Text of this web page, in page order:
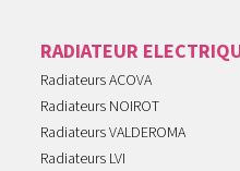
RADIATEUR
Radiateurs ACOVA
Radiateurs NOIROT
Radiateurs VALDEROMA
Radiateurs LVI